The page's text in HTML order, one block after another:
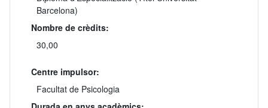
Barcelona)
Nombre de crèdits:
30,00
Centre impulsor:
Facultat de Psicologia